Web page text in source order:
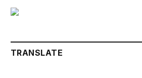
TRANSLATE